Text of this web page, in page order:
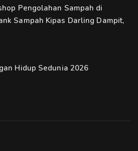
Pengolahan Sampah di
Sampah Kipas Darling Dampit,
Hidup Sedunia 2026